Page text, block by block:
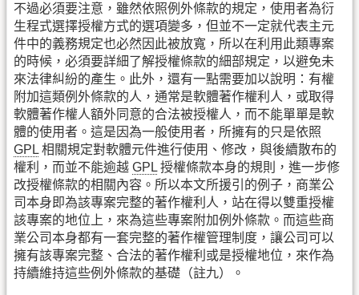
不過必須要注意，雖然依照例外條款的規定，使用者為衍
生程式選擇授權方式的選項變多，但並不一定就代表主元
件中的義務規定也必然因此被放寬，所以在利用此類專案
的時候，必須要詳細了解授權條款的細部規定，以避免未
來法律糾紛的產生。此外，還有一點需要加以說明：有權
附加這類例外條款的人，通常是軟體著作權利人，或取得
軟體著作權人額外同意的合法被授權人，而不能單單是軟
體的使用者。這是因為一般使用者，所擁有的只是依照
GPL 相關規定對軟體元件進行使用、修改，與後續散布的
權利，而並不能逾越 GPL 授權條款本身的規則，進一步修
改授權條款的相關內容。所以本文所援引的例子，商業公
司本身即為該專案完整的著作權利人，站在得以雙重授權
該專案的地位上，來為這些專案附加例外條款。而這些商
業公司本身都有一套完整的著作權管理制度，讓公司可以
擁有該專案完整、合法的著作權利或是授權地位，來作為
持續維持這些例外條款的基礎（註九）。